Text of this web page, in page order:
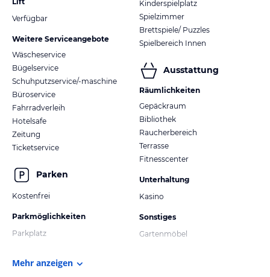
Verfügbar
Weitere Serviceangebote
Wäscheservice
Bügelservice
Schuhputzservice/-maschine
Büroservice
Fahrradverleih
Hotelsafe
Zeitung
Ticketservice
Parken
Kostenfrei
Parkmöglichkeiten
Parkplatz
Kinderspielplatz
Spielzimmer
Brettspiele/ Puzzles
Spielbereich Innen
Ausstattung
Räumlichkeiten
Gepäckraum
Bibliothek
Raucherbereich
Terrasse
Fitnesscenter
Unterhaltung
Kasino
Sonstiges
Gartenmöbel
Mehr anzeigen